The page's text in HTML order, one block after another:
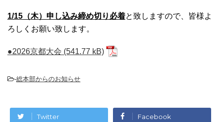
1/15（木）申し込み締め切り必着と致しますので、皆様よ
ろしくお願い致します。
●2026京都大会
-総本部からのお知らせ
Twitter Facebook